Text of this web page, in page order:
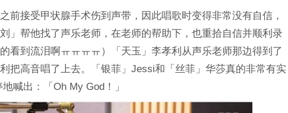
之前接受甲状腺手术伤到声带，因此唱歌时变得非常没有自信，
」帮他找了声乐老师，在老师的帮助下，也重拾自信并顺利录
看到流泪啊ㅠㅠㅠㅠ）「天玉」李孝利从声乐老师那边得到了
把高音唱了上去。「银菲」Jessi和「丝菲」华莎真的非常有实
喊出：「Oh My God！」